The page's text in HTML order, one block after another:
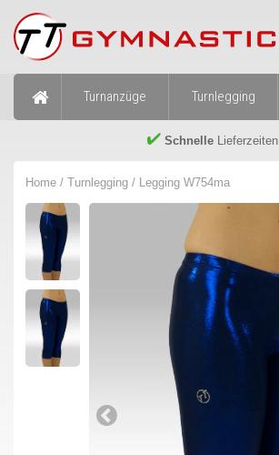
Turnanzüge Turnlegging
Schnelle Lieferzeiten
Home /Turnlegging / Legging W754ma